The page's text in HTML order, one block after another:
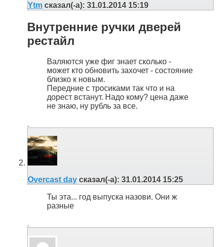
Ytm сказал(-а): 31.01.2014 15:19
Внутренние ручки дверей
рестайл
Валяются уже фиг знает сколько -
может кто обновить захочет - состояние
близко к новым.
Передние с тросиками так что и на
дорест встанут. Надо кому? цена даже
не знаю, ну рубль за все.
Overcast day сказал(-а): 31.01.2014 15:25
Ты эта... год выпуска назови. Они ж
разные